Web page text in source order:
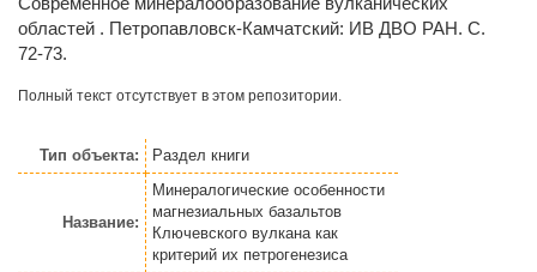
областей . Петропавловск-Камчатский: ИВ ДВО РАН. С.
72-73.
Полный текст отсутствует в этом репозитории.
Тип объекта: Раздел книги
Название:
Минералогические особенности
магнезиальных базальтов
Ключевского вулкана как
критерий их петрогенезиса